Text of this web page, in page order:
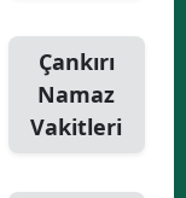
Çankırı
Namaz
Vakitleri